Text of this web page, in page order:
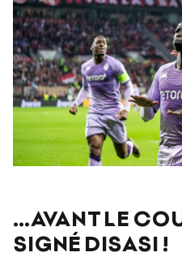
…AVANT LE
SIGNÉ DISASI !